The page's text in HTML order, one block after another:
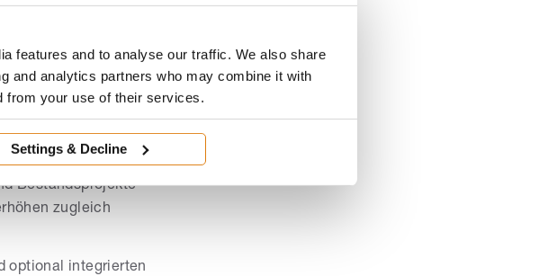
features and to analyse our traffic. We also share
and analytics partners who may combine it with
from your use of their services.
Settings & Decline
lassen sich auf
Übersicht
von
Übergabe.
und
Bestandsprojekte
zugleich
optional integrierten